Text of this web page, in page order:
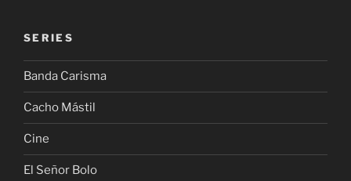
SERIES
Banda Carisma
Cacho Mástil
Cine
El Señor Bolo